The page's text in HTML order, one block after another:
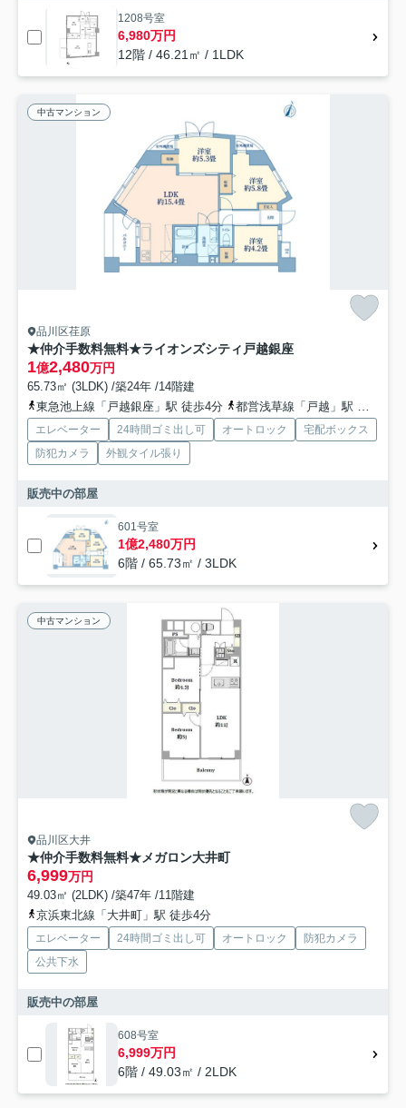
1208号室
6,980万円
12階 / 46.21㎡ / 1LDK
中古マンション
品川区荏原
★仲介手数料無料★ライオンズシティ戸越銀座
1億2,480万円
65.73㎡ (3LDK) /築24年 /14階建
東急池上線「戸越銀座」駅 徒歩4分
都営浅草線「戸越」駅 徒歩7分
エレベーター 24時間ゴミ出し可 オートロック
宅配ボックス
防犯カメラ
外観タイル張り
販売中の部屋
601号室
1億2,480万円
6階 / 65.73㎡ / 3LDK
中古マンション
品川区大井
★仲介手数料無料★メガロン大井町
6,999万円
49.03㎡ (2LDK) /築47年 /11階建
京浜東北線「大井町」駅 徒歩4分
エレベーター 24時間ゴミ出し可 オートロック
防犯カメラ
公共下水
販売中の部屋
608号室
6,999万円
6階 / 49.03㎡ / 2LDK